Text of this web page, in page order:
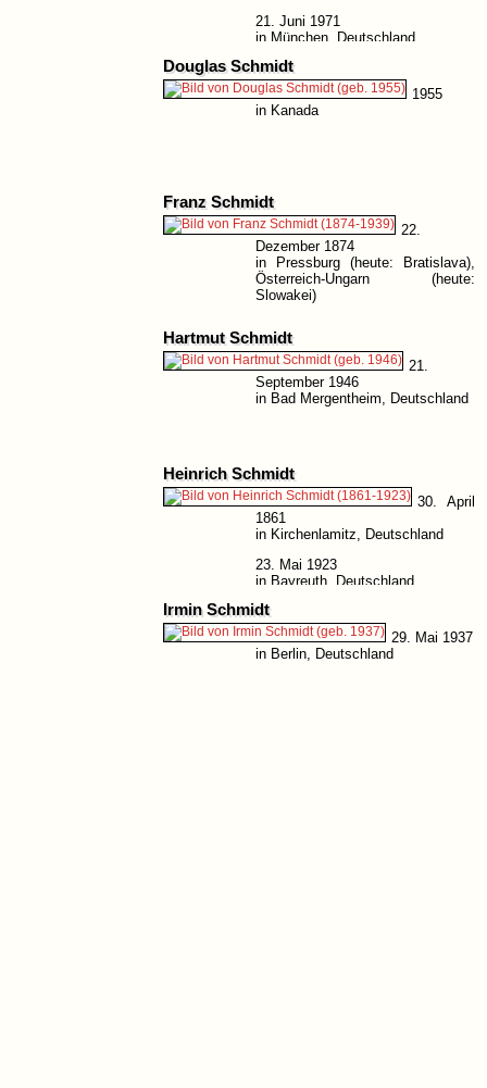
21. Juni 1971
in München, Deutschland
Douglas Schmidt
1955
in Kanada
Franz Schmidt
22.
Dezember 1874
in Pressburg (heute: Bratislava),
Österreich-Ungarn (heute:
Slowakei)
in Perchtoldsdorf, Österreich
Hartmut Schmidt
21.
September 1946
in Bad Mergentheim, Deutschland
Heinrich Schmidt
30. April
1861
in Kirchenlamitz, Deutschland
23. Mai 1923
in Bayreuth, Deutschland
Irmin Schmidt
29. Mai 1937
in Berlin, Deutschland